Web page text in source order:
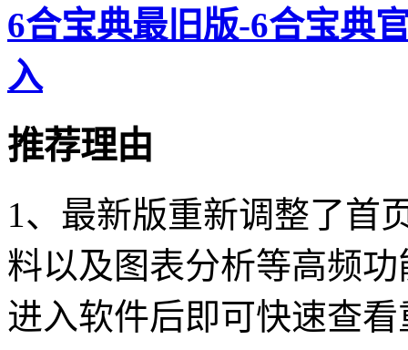
6合宝典最旧版-6合宝典
入
推荐理由
1、最新版重新调整了首
料以及图表分析等高频
进入软件后即可快速查